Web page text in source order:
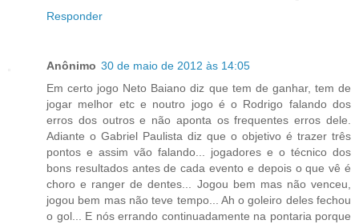
Responder
Anônimo 30 de maio de 2012 às 14:05
Em certo jogo Neto Baiano diz que tem de ganhar, tem de
jogar melhor etc e noutro jogo é o Rodrigo falando dos
erros dos outros e não aponta os frequentes erros dele.
Adiante o Gabriel Paulista diz que o objetivo é trazer três
pontos e assim vão falando... jogadores e o técnico dos
bons resultados antes de cada evento e depois o que vê é
choro e ranger de dentes... Jogou bem mas não venceu,
jogou bem mas não teve tempo... Ah o goleiro deles fechou
o gol... E nós errando continuadamente na pontaria porque